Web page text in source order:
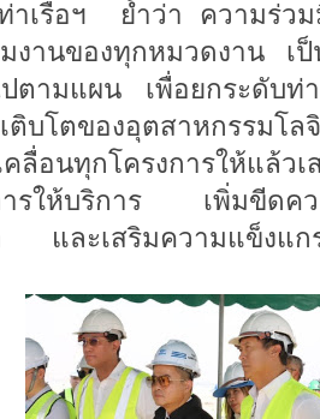
ท่าเรือฯ ย้ำว่า ความร่ว
งานของทุกหมวดงาน เ
ปตามแผน เพื่อยกระดับท่
ติบโตของอุตสาหกรรมโล
คลื่อนทุกโครงการให้แล้ว
ารให้บริการ เพิ่มขีดคว
และเสริมความแข็งแกร่